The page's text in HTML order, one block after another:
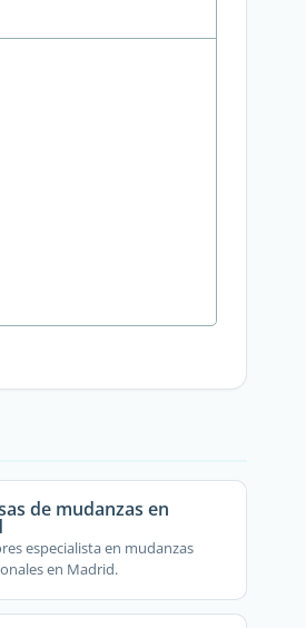
de mudanzas en
especialista en mudanzas
en Madrid.